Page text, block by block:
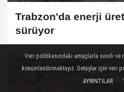
Trabzon'da enerji
sürüyor
Veri politikasındaki amaçlarla sınırlı
konumlandırmaktayız. Detaylar için veri
AYRINTILAR